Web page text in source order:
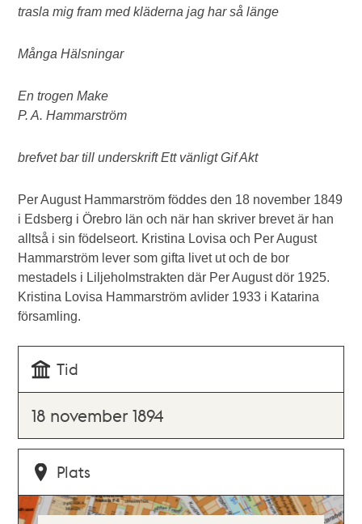
trasla mig fram med kläderna jag har så länge
Många Hälsningar
En trogen Make
P. A. Hammarström
brefvet bar till underskrift Ett vänligt Gif Akt
Per August Hammarström föddes den 18 november 1849
i Edsberg i Örebro län och när han skriver brevet är han
alltså i sin födelseort. Kristina Lovisa och Per August
Hammarström lever som gifta livet ut och de bor
mestadels i Liljeholmstrakten där Per August dör 1925.
Kristina Lovisa Hammarström avlider 1933 i Katarina
församling.
Tid
18 november 1894
Plats